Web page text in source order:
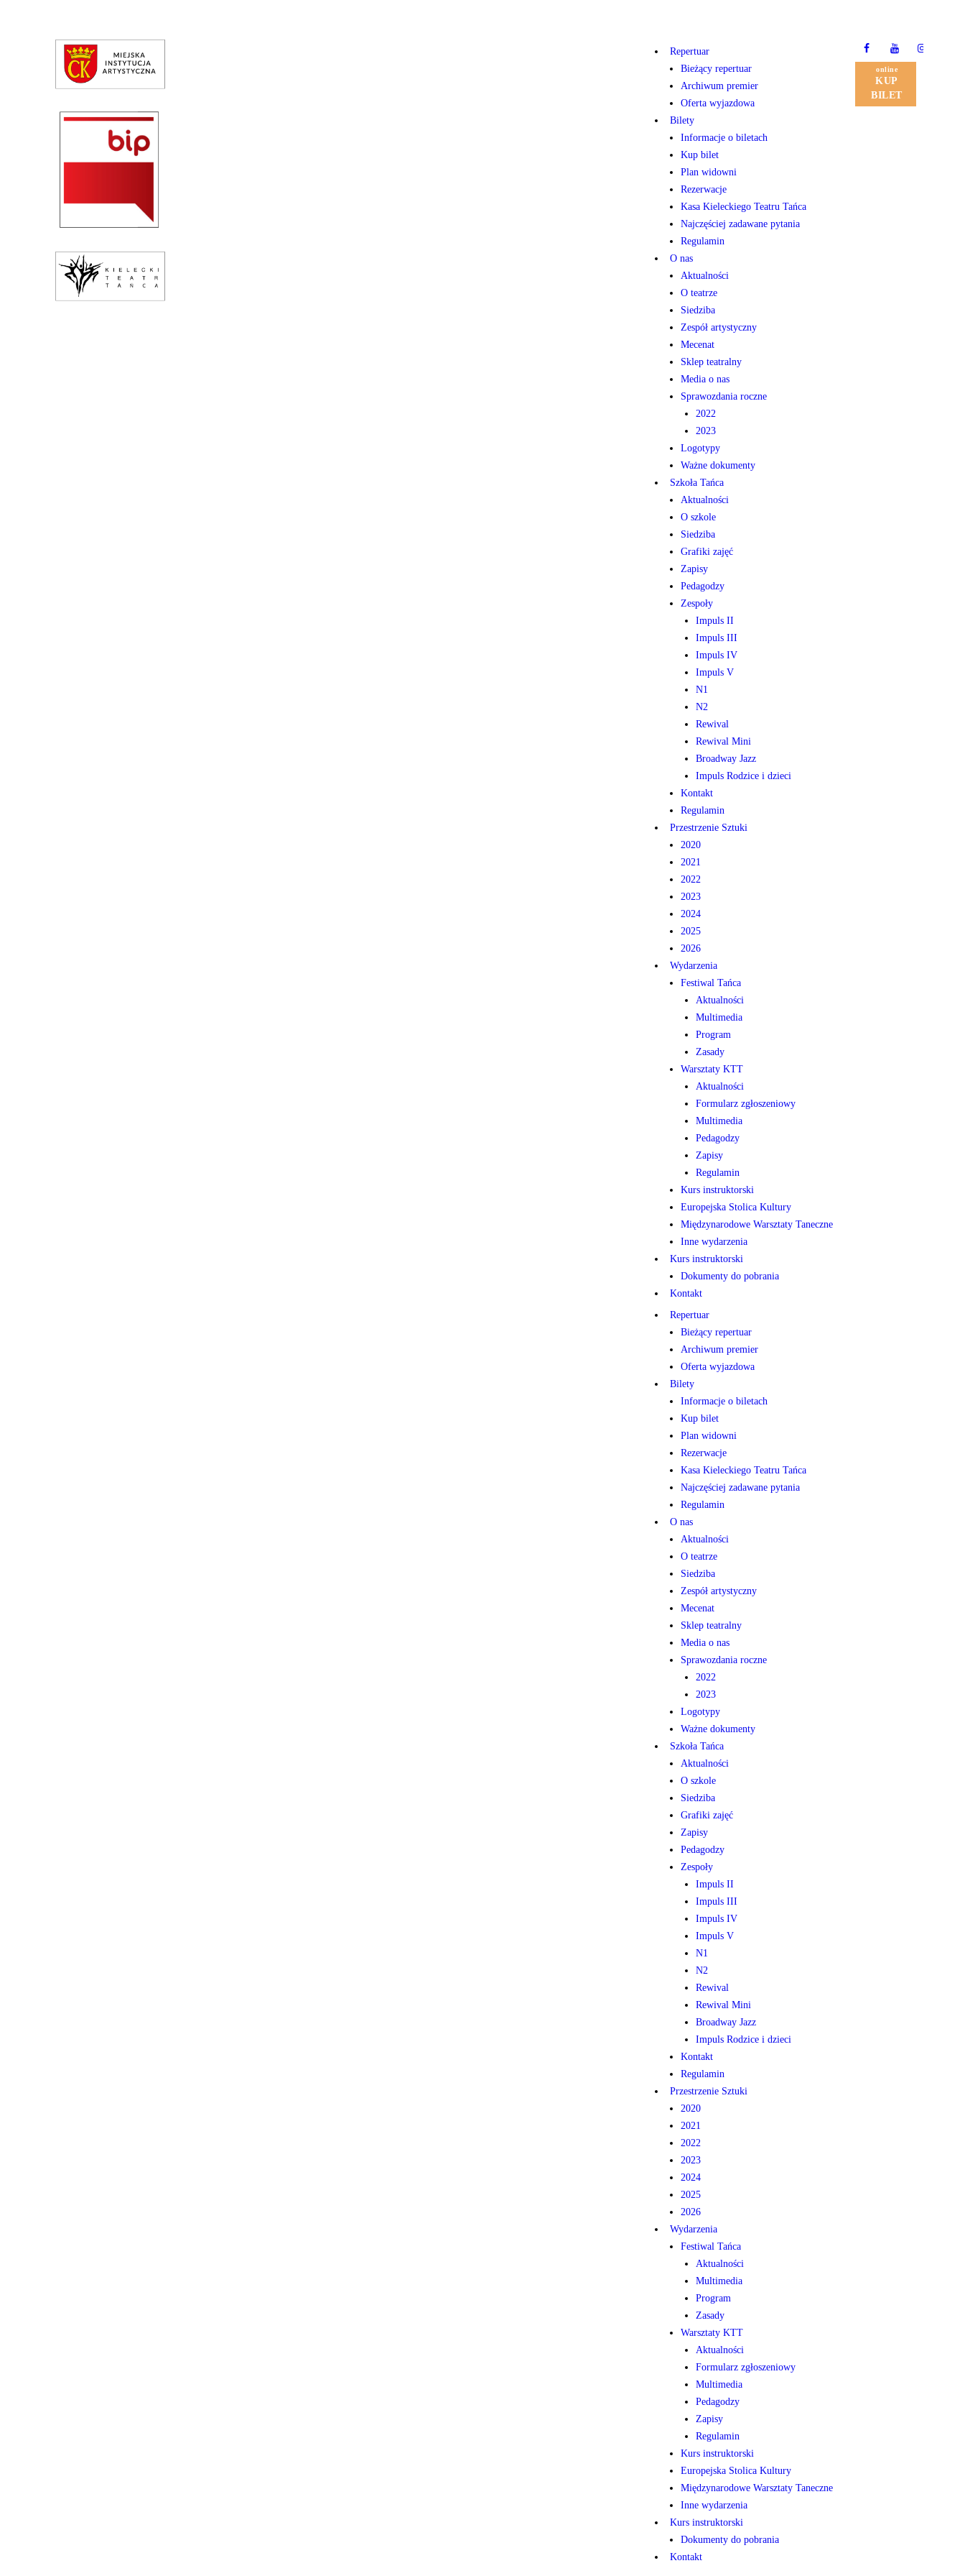
Repertuar
Bieżący repertuar
Archiwum premier
Oferta wyjazdowa
Bilety
Informacje o biletach
Kup bilet
Plan widowni
Rezerwacje
Kasa Kieleckiego Teatru Tańca
Najczęściej zadawane pytania
Regulamin
O nas
Aktualności
O teatrze
Siedziba
Zespół artystyczny
Mecenat
Sklep teatralny
Media o nas
Sprawozdania roczne
2022
2023
Logotypy
Ważne dokumenty
Szkoła Tańca
Aktualności
O szkole
Siedziba
Grafiki zajęć
Zapisy
Pedagodzy
Zespoły
Impuls II
Impuls III
Impuls IV
Impuls V
N1
N2
Rewival
Rewival Mini
Broadway Jazz
Impuls Rodzice i dzieci
Kontakt
Regulamin
Przestrzenie Sztuki
2020
2021
2022
2023
2024
2025
2026
Wydarzenia
Festiwal Tańca
Aktualności
Multimedia
Program
Zasady
Warsztaty KTT
Aktualności
Formularz zgłoszeniowy
Multimedia
Pedagodzy
Zapisy
Regulamin
Kurs instruktorski
Europejska Stolica Kultury
Międzynarodowe Warsztaty Taneczne
Inne wydarzenia
Kurs instruktorski
Dokumenty do pobrania
Kontakt
Repertuar
Bieżący repertuar
Archiwum premier
Oferta wyjazdowa
Bilety
Informacje o biletach
Kup bilet
Plan widowni
Rezerwacje
Kasa Kieleckiego Teatru Tańca
Najczęściej zadawane pytania
Regulamin
O nas
Aktualności
O teatrze
Siedziba
Zespół artystyczny
Mecenat
Sklep teatralny
Media o nas
Sprawozdania roczne
2022
2023
Logotypy
Ważne dokumenty
Szkoła Tańca
Aktualności
O szkole
Siedziba
Grafiki zajęć
Zapisy
Pedagodzy
Zespoły
Impuls II
Impuls III
Impuls IV
Impuls V
N1
N2
Rewival
Rewival Mini
Broadway Jazz
Impuls Rodzice i dzieci
Kontakt
Regulamin
Przestrzenie Sztuki
2020
2021
2022
2023
2024
2025
2026
Wydarzenia
Festiwal Tańca
Aktualności
Multimedia
Program
Zasady
Warsztaty KTT
Aktualności
Formularz zgłoszeniowy
Multimedia
Pedagodzy
Zapisy
Regulamin
Kurs instruktorski
Europejska Stolica Kultury
Międzynarodowe Warsztaty Taneczne
Inne wydarzenia
Kurs instruktorski
Dokumenty do pobrania
Kontakt
online
KUP
BILET
Teatr / Zespół
Szkoła
Przestrzenie Sztuki
Festiwal
Kurs instruktorski
Sprawozdania